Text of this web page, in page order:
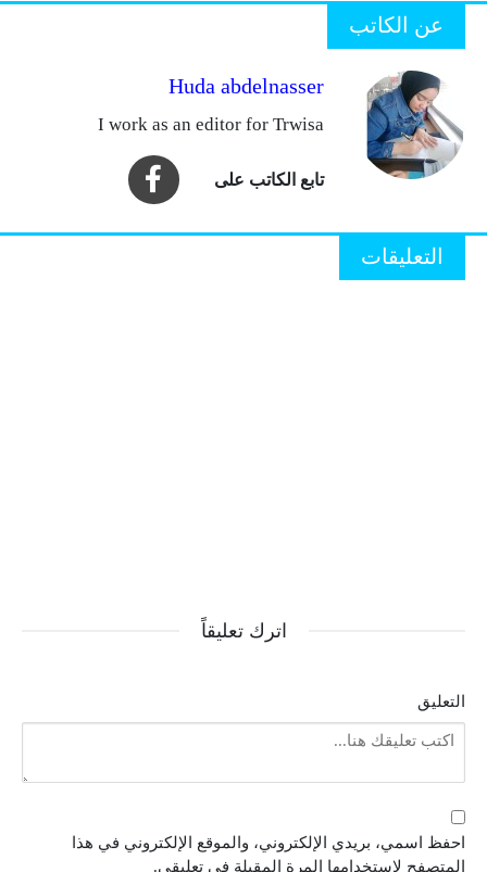
عن الكاتب
Huda abdelnasser
I work as an editor for Trwisa
التعليقات
اترك تعليقاً
التعليق
احفظ اسمي، بريدي الإلكتروني، والموقع الإلكتروني في هذا
المتصفح لاستخدامها المرة المقبلة في تعليقي.